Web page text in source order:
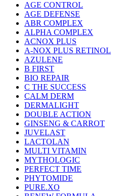
AGE CONTROL
AGE DEFENSE
ABR COMPLEX
ALPHA COMPLEX
ACNOX PLUS
A-NOX PLUS RETINOL
AZULENE
B FIRST
BIO REPAIR
C THE SUCCESS
CALM DERM
DERMALIGHT
DOUBLE ACTION
GINSENG & CARROT
JUVELAST
LACTOLAN
MULTI VITAMIN
MYTHOLOGIC
PERFECT TIME
PHYTOMIDE
PURE.XO